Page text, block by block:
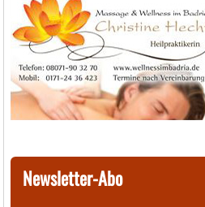
Newsletter-Abo